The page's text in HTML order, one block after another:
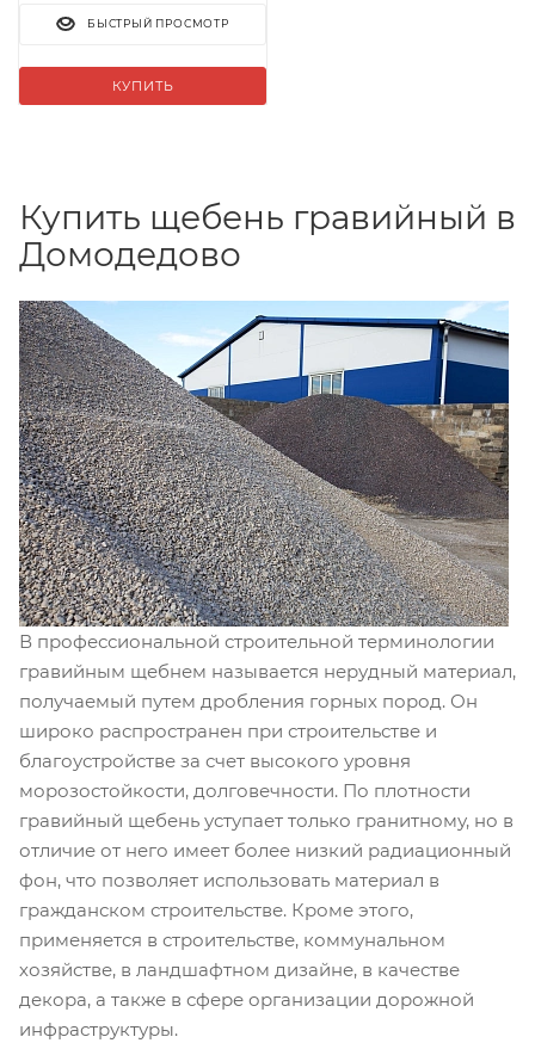
КУПИТЬ
БЫСТРЫЙ ПРОСМОТР
Купить щебень гравийный в
Домодедово
В профессиональной строительной терминологии
гравийным щебнем называется нерудный материал,
получаемый путем дробления горных пород. Он
широко распространен при строительстве и
благоустройстве за счет высокого уровня
морозостойкости, долговечности. По плотности
гравийный щебень уступает только гранитному, но в
отличие от него имеет более низкий радиационный
фон, что позволяет использовать материал в
гражданском строительстве. Кроме этого,
применяется в строительстве, коммунальном
хозяйстве, в ландшафтном дизайне, в качестве
декора, а также в сфере организации дорожной
инфраструктуры.